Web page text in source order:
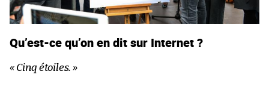
Qu’est-ce qu’on en dit sur Internet ?
« Cinq étoiles. »